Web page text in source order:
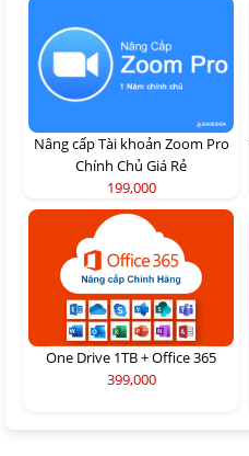
Nâng cấp Tài khoản Zoom Pro
Chính Chủ Giá Rẻ
199,000
One Drive 1TB + Office 365
399,000